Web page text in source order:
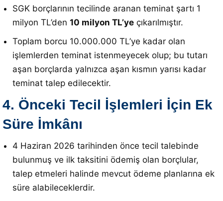
SGK borçlarının tecilinde aranan teminat şartı 1
milyon TL’den 10 milyon TL’ye çıkarılmıştır.
Toplam borcu 10.000.000 TL’ye kadar olan
işlemlerden teminat istenmeyecek olup; bu tutarı
aşan borçlarda yalnızca aşan kısmın yarısı kadar
teminat talep edilecektir.
4. Önceki Tecil İşlemleri İçin Ek
Süre İmkânı
4 Haziran 2026 tarihinden önce tecil talebinde
bulunmuş ve ilk taksitini ödemiş olan borçlular,
talep etmeleri halinde mevcut ödeme planlarına ek
süre alabileceklerdir.